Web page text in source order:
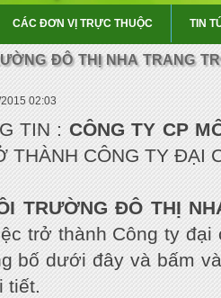
CÁC ĐƠN VỊ TRỰC THUỘC TIN
ĐÔ THỊ NHA TRANG
02:03
TIN : CÔNG TY CP
THÀNH CÔNG TY ĐẠI
TRƯỜNG ĐÔ THỊ
trở thành Công ty
bố dưới đây và bấm
tiết.